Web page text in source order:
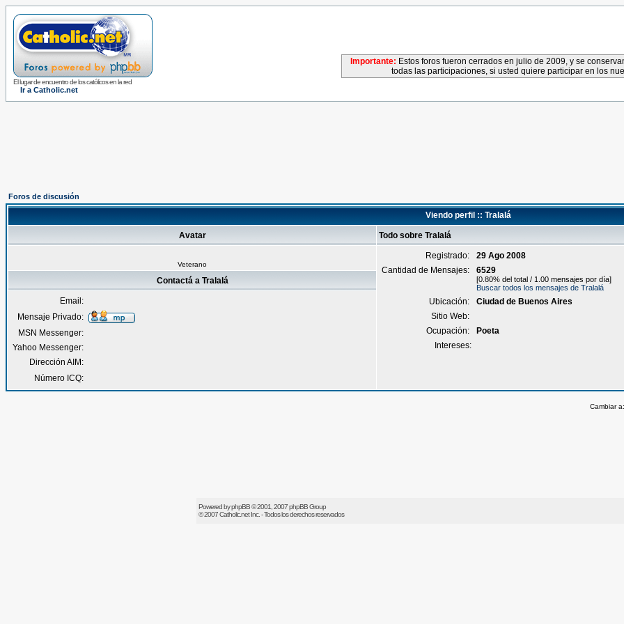
El lugar de encuentro de los católicos en la red
Ir a Catholic.net
Importante: Estos foros fueron cerrados en julio de 2009, y se
todas las participaciones, si usted quiere participar en los
Foros de discusión
Viendo perfil :: Tralalá
Avatar Todo sobre Tralalá
Veterano
Registrado:
29 Ago 2008
Cantidad de Mensajes:
6529
[0.80% del total / 1.00 mensajes por día]
Buscar todos los mensajes de Tralalá
Ubicación:
Ciudad de Buenos Aires
Sitio Web:
Ocupación:
Poeta
Intereses:
Contactá a Tralalá
Email:
Mensaje Privado:
MSN Messenger:
Yahoo Messenger:
Dirección AIM:
Número ICQ:
Cambiar
Powered byphpBB© 2001, 2007 phpBB Group
© 2007Catholic.netInc. - Todos los derechos reservados